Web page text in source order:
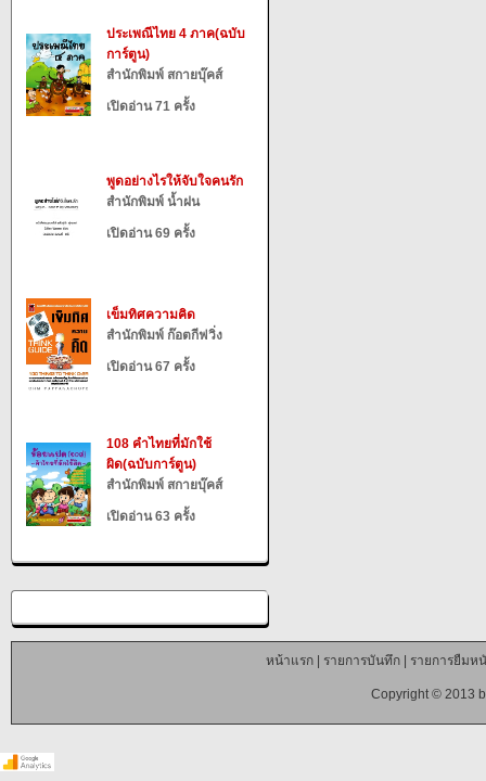
ประเพณีไทย 4 ภาค(ฉบับ
การ์ตูน)
สำนักพิมพ์ สกายบุ๊คส์
เปิดอ่าน 71 ครั้ง
พูดอย่างไรให้จับใจคนรัก
สำนักพิมพ์ น้ำฝน
เปิดอ่าน 69 ครั้ง
เข็มทิศความคิด
สำนักพิมพ์ ก๊อตกีฟวิ่ง
เปิดอ่าน 67 ครั้ง
108 คำไทยที่มักใช้
ผิด(ฉบับการ์ตูน)
สำนักพิมพ์ สกายบุ๊คส์
เปิดอ่าน 63 ครั้ง
หน้าแรก| รายการบันทึก| รายการยืมห
Copyright © 2013